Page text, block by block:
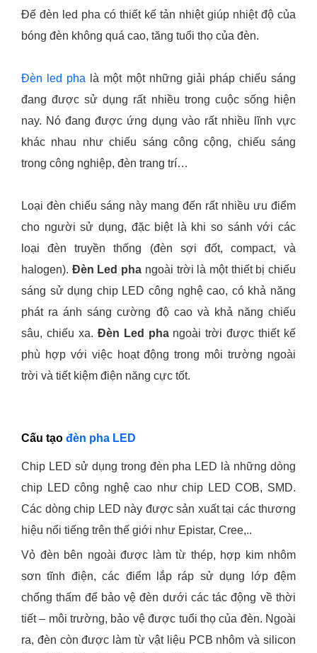
Đế đèn led pha có thiết kế tản nhiệt giúp nhiệt độ của
bóng đèn không quá cao, tăng tuổi thọ của đèn.
Đèn led pha là một một những giải pháp chiếu sáng
đang được sử dụng rất nhiều trong cuộc sống hiện
nay. Nó đang được ứng dụng vào rất nhiều lĩnh vực
khác nhau như chiếu sáng công cộng, chiếu sáng
trong công nghiệp, đèn trang trí…
Loại đèn chiếu sáng này mang đến rất nhiều ưu điểm
cho người sử dụng, đặc biệt là khi so sánh với các
loại đèn truyền thống (đèn sợi đốt, compact, và
halogen). Đèn Led pha ngoài trời là một thiết bị chiếu
sáng sử dụng chip LED công nghệ cao, có khả năng
phát ra ánh sáng cường độ cao và khả năng chiếu
sâu, chiếu xa. Đèn Led phangoài trời được thiết kế
phù hợp với việc hoạt động trong môi trường ngoài
trời và tiết kiệm điện năng cực tốt.
Cấu tạo đèn pha LED
Chip LED sử dụng trong đèn pha LED là những dòng
chip LED công nghệ cao như chip LED COB, SMD.
Các dòng chip LED này được sản xuất tại các thương
hiệu nổi tiếng trên thế giới như Epistar, Cree,..
Vỏ đèn bên ngoài được làm từ thép, hợp kim nhôm
sơn tĩnh điện, các điểm lắp ráp sử dụng lớp đệm
chống thấm để bảo vệ đèn dưới các tác động về thời
tiết – môi trường, bảo vệ được tuổi thọ của đèn. Ngoài
ra, đèn còn được làm từ vật liệu PCB nhôm và silicon